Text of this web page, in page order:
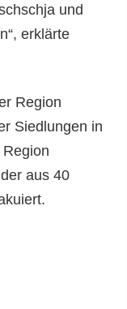
und
erklärte
Region
Siedlungen in
aus 40